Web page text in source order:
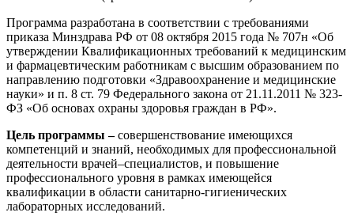
Техника и технологии строительства
Ядерная энергетика и технологии
Культура и спорт
Физкультура и спорт
Сервис и туризм
Изобразительное и прикладные виды
искусств
Программа разработана в соответствии с требованиями
приказа Минздрава РФ от 08 октября 2015 года № 707н «Об
утверждении Квалификационных требований к медицинским
и фармацевтическим работникам с высшим образованием по
направлению подготовки «Здравоохранение и медицинские
науки» и п. 8 ст. 79 Федерального закона от 21.11.2011 № 323-
ФЗ «Об основах охраны здоровья граждан в РФ».
Цель программы –совершенствование имеющихся
компетенций и знаний, необходимых для профессиональной
деятельности врачей–специалистов, и повышение
профессионального уровня в рамках имеющейся
квалификации в области санитарно-гигиенических
лабораторных исследований.